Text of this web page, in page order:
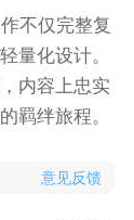
不仅完整复
量化设计。
内容上忠实
羁绊旅程。
意见反馈